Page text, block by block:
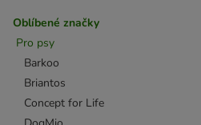
Oblíbené značky
Pro psy
Barkoo
Briantos
Concept for Life